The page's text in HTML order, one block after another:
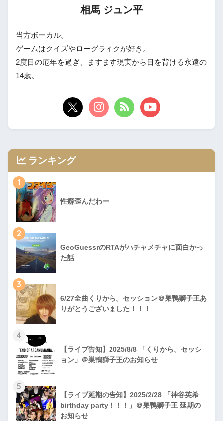
相馬 ジュン平
当方ボーカル。
ゲームはクイズやローグライクが好き。
2度目の厄年を過ぎ、ますます現実から目を背ける永遠の
14歳。
ランキング
1
性癖歪んだわー
2
GeoGuessrのRTAがハチャメチャに面白かっ
た話
3
6/27全曲くりから。セッション＠巣鴨獅子王あ
りがとうございました！！！
4
【ライブ告知】2025/8/8 「くりから。セッシ
ョン」＠巣鴨獅子王のお知らせ
5
【ライブ延期の告知】2025/2/28 「神谷英希
birthday party！！！」＠巣鴨獅子王 延期の
お知らせ